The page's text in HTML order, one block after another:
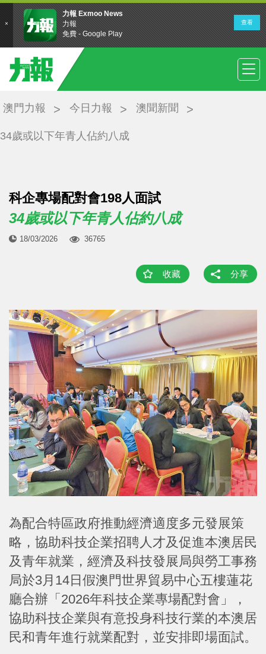
澳門力報 今日力報 澳聞新聞
34歲或以下年青人佔約八成
科企專場配對會198人面試
34歲或以下年青人佔約八成
18/03/2026 36765
收藏 分享
為配合特區政府推動經濟適度多元發展策
略，協助科技企業招聘人才及促進本澳居民
及青年就業，經濟及科技發展局與勞工事務
局於3月14日假澳門世界貿易中心五樓蓮花
廳合辦「2026年科技企業專場配對會」，
協助科技企業與有意投身科技行業的本澳居
民和青年進行就業配對，並安排即場面試。